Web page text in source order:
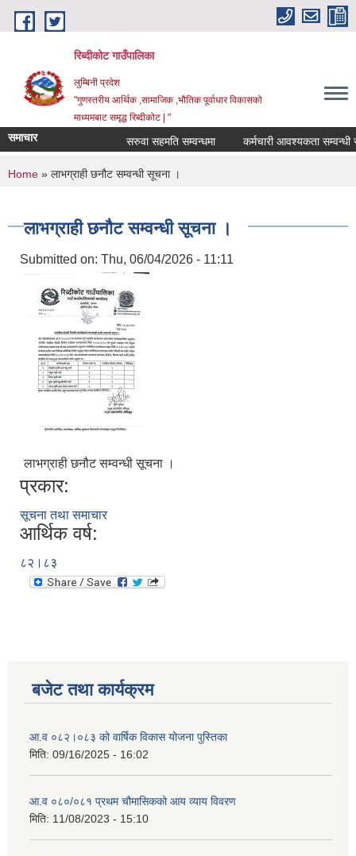
Skip to main content
रिब्दीकोट गाउँपालिका
लुम्बिनी प्रदेश
"गुणस्तरीय आर्थिक ,सामाजिक ,भौतिक पूर्वाधार विकासको
माध्यमबाट समृद्ध रिब्दीकोट | "
समाचार सरुवा सहमति सम्वन्धमा कर्मचारी आवश्यकता सम्वन्धी
You are here
Home » लाभग्राही छनौट सम्वन्धी सूचना ।
लाभग्राही छनौट सम्वन्धी सूचना ।
Submitted on: Thu, 06/04/2026 - 11:11
लाभग्राही छनौट सम्वन्धी सूचना ।
प्रकार:
सूचना तथा समाचार
आर्थिक वर्ष:
८२।८३
बजेट तथा कार्यक्रम
आ.व ०८२।०८३ को वार्षिक विकास योजना पुस्तिका
मिति: 09/16/2025 - 16:02
आ.व ०८०/०८१ प्रथम चौमासिकको आय व्याय विवरण
मिति: 11/08/2023 - 15:10